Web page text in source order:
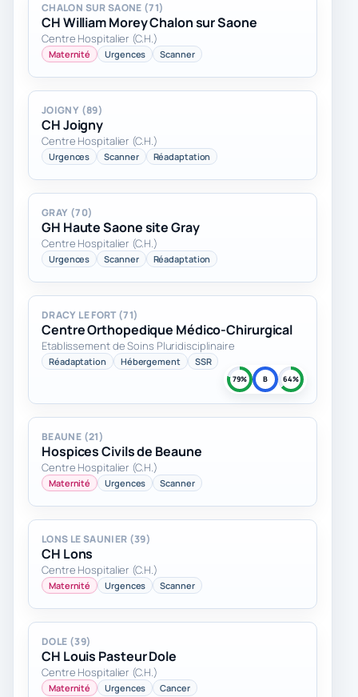
CHALON SUR SAONE (71)
CH William Morey Chalon sur Saone
Centre Hospitalier (C.H.)
Maternité Urgences Scanner
JOIGNY (89)
CH Joigny
Centre Hospitalier (C.H.)
Urgences Scanner Réadaptation
GRAY (70)
GH Haute Saone site Gray
Centre Hospitalier (C.H.)
Urgences Scanner Réadaptation
DRACY LE FORT (71)
Centre Orthopedique Médico-Chirurgical
Etablissement de Soins Pluridisciplinaire
Réadaptation Hébergement SSR
79% B 64%
BEAUNE (21)
Hospices Civils de Beaune
Centre Hospitalier (C.H.)
Maternité Urgences Scanner
LONS LE SAUNIER (39)
CH Lons
Centre Hospitalier (C.H.)
Maternité Urgences Scanner
DOLE (39)
CH Louis Pasteur Dole
Centre Hospitalier (C.H.)
Maternité Urgences Cancer